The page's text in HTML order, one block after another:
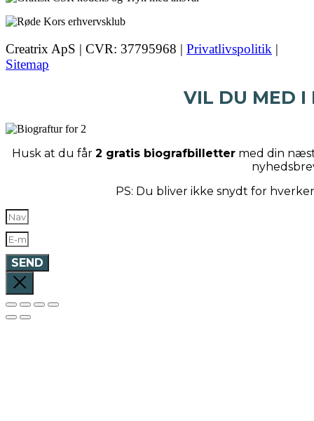
Creatrix ApS | CVR: 37795968 | Privatlivspolitik |
Sitemap
VIL DU MED I
Husk at du får 2 gratis biografbillettermed din
PS: Du bliver ikke snydt for
SEND